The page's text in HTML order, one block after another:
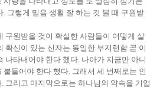
그렇게 믿음 생활 잘 하는 것 볼 때 구원받
구원받을 것이 확실한 사람들이 어떻게 살
확신이 있는 신자는 동일한 부지런함 곧 이
나타내어야 한다 했다. 나아가 지금만 아니
들어야 한다 했다. 그래서 세 번째로는 인
그리고 마지막으로는 하나님의 약속을 기업